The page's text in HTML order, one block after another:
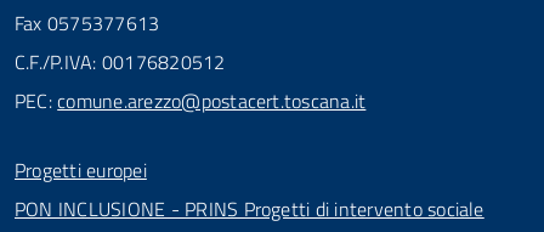
Fax 0575377613
C.F./P.IVA: 00176820512
PEC:comune.arezzo@postacert.toscana.it
Progetti europei
PON INCLUSIONE - PRINS Progetti di intervento sociale